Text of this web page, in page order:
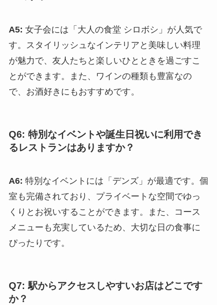
A5: 女子会には「大人の食堂 シロボシ」が人気で
す。スタイリッシュなインテリアと美味しい料理
が魅力で、友人たちと楽しいひとときを過ごすこ
とができます。また、ワインの種類も豊富なの
で、お酒好きにもおすすめです。
Q6: 特別なイベントや誕生日祝いに利用でき
るレストランはありますか？
A6: 特別なイベントには「デンズ」が最適です。個
室も完備されており、プライベートな空間でゆっ
くりとお祝いすることができます。また、コース
メニューも充実しているため、大切な日の食事に
ぴったりです。
Q7: 駅からアクセスしやすいお店はどこです
か？